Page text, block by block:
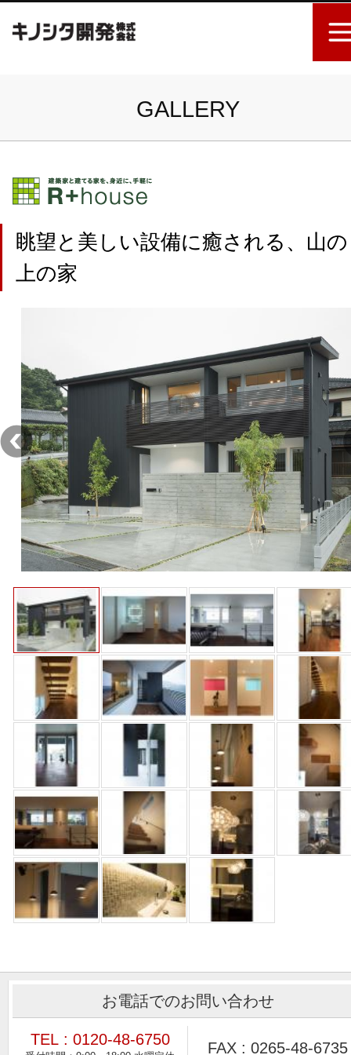
GALLERY
眺望と美しい設備に癒される、山の
上の家
お電話でのお問い合わせ
TEL : 0120-48-6750 FAX : 0265-48-6735